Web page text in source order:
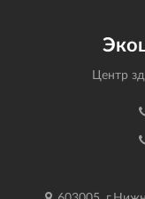
Центр